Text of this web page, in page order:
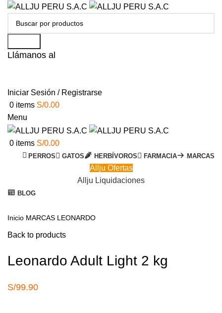
Llámanos al
Iniciar Sesión / Registrarse
0 items S/0.00
Menu
0 items S/0.00
PERROS GATOS HERBÍVOROS FARMACIA MARCAS
Allju Ofertas
Allju Liquidaciones
BLOG
Click to enlarge
Inicio MARCAS LEONARDO
Back to products
Leonardo Adult Light 2 kg
S/99.90